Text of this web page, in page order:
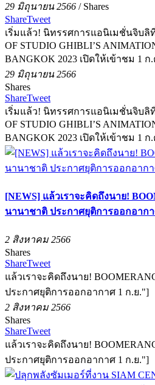
29 มิถุนายน 2566 / Shares
ShareTweet
เริ่มแล้ว! นิทรรศการแอนิเมชั่นจิบลิ
OF STUDIO GHIBLI’S
BANGKOK 2023 เปิดให้เข้าชม 1 ก
29 มิถุนายน 2566
Shares
ShareTweet
เริ่มแล้ว! นิทรรศการแอนิเมชั่นจิบลิ
OF STUDIO GHIBLI’S
BANGKOK 2023 เปิดให้เข้าชม 1 ก
[NEWS] แล้วเราจะคิดถึงนาย!
นานาชาติ ประกาศยุติการออกอากา
2 สิงหาคม 2566
Shares
ShareTweet
แล้วเราจะคิดถึงนาย!
ประกาศยุติการออกอากาศ 1 ก.ย."]
2 สิงหาคม 2566
Shares
ShareTweet
แล้วเราจะคิดถึงนาย!
ประกาศยุติการออกอากาศ 1 ก.ย."]